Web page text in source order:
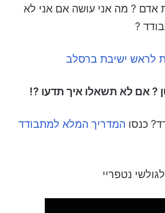
אדם ? מה אני עושה אם אני לא
?
לראש ישיבת ברסלב
? אם לא תשאלו איך תדעו ?!
כנסו המדריך המלא למתבודד
נטפריי